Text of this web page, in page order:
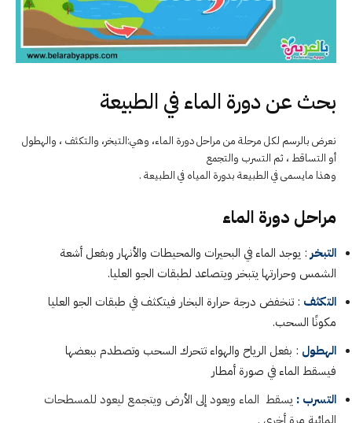
بحث عن دورة الماء في الطبيعة
نعرض بالرسم لكل مرحلة من مراحل دورة الماء، وهي:التبخر، والتكثف ، والهطول
أو التساقط ، ثم التسرب والتجمع
وهذا مايسمى في الطبيعة بدورة المياه في الطبيعة .
مراحل دورة الماء
التبخر : يوجد الماء في البحيرات والمحيطات والأنهار وبفعل أشعة
الشمس وحرارتها يتبخر ويتصاعد لطبقات الجو العليا.
التكثف : تنخفض درجة حرارة البخار فيتكثف في طبقات الجو العليا
مكونًا السحب.
الهطول : بفعل الرياح والهواء تتحرك السحب وتصطدم ببعضها
فيسقط الماء في صورة أمطار
التسرب : يسقط الماء ويعود إلى الأرض ويتجمع ليعود للمسطحات